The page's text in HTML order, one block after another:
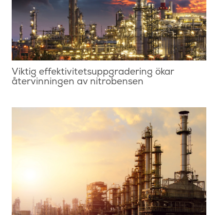
Viktig effektivitetsuppgradering ökar
återvinningen av nitrobensen